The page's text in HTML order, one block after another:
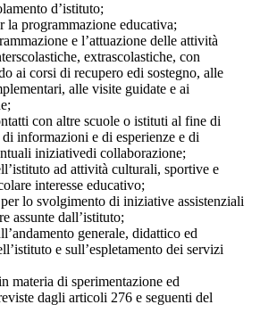
d’istituto;
la programmazione educativa;
e l’attuazione delle attività
extrascolastiche, con
ai corsi di recupero edi sostegno, alle
alle visite guidate e ai
con altre scuole o istituti al fine di
di informazioni e di esperienze e di
iniziativedi collaborazione;
ad attività culturali, sportive e
interesse educativo;
lo svolgimento di iniziative assistenziali
assunte dall’istituto;
generale, didattico ed
e sull’espletamento dei servizi
materia di sperimentazione ed
dagli articoli 276 e seguenti del